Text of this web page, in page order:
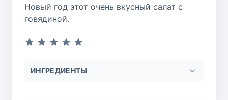
Новый год этот очень вкусный салат с
говядиной.
ИНГРЕДИЕНТЫ